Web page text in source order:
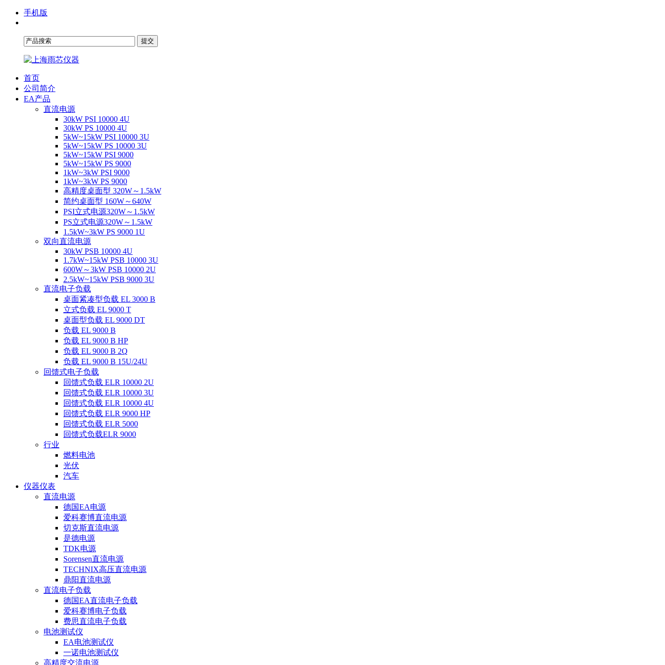
手机版
首页
公司简介
EA产品
直流电源
30kW PSI 10000 4U
30kW PS 10000 4U
5kW~15kW PSI 10000 3U
5kW~15kW PS 10000 3U
5kW~15kW PSI 9000
5kW~15kW PS 9000
1kW~3kW PSI 9000
1kW~3kW PS 9000
高精度桌面型 320W～1.5kW
简约桌面型 160W～640W
PSI立式电源320W～1.5kW
PS立式电源320W～1.5kW
1.5kW~3kW PS 9000 1U
双向直流电源
30kW PSB 10000 4U
1.7kW~15kW PSB 10000 3U
600W～3kW PSB 10000 2U
2.5kW~15kW PSB 9000 3U
直流电子负载
桌面紧凑型负载 EL 3000 B
立式负载 EL 9000 T
桌面型负载 EL 9000 DT
负载 EL 9000 B
负载 EL 9000 B HP
负载 EL 9000 B 2Q
负载 EL 9000 B 15U/24U
回馈式电子负载
回馈式负载 ELR 10000 2U
回馈式负载 ELR 10000 3U
回馈式负载 ELR 10000 4U
回馈式负载 ELR 9000 HP
回馈式负载 ELR 5000
回馈式负载ELR 9000
行业
燃料电池
光伏
汽车
仪器仪表
直流电源
德国EA电源
爱科赛博直流电源
切克斯直流电源
是德电源
TDK电源
Sorensen直流电源
TECHNIX高压直流电源
鼎阳直流电源
直流电子负载
德国EA直流电子负载
爱科赛博电子负载
费思直流电子负载
电池测试仪
EA电池测试仪
一诺电池测试仪
高精度交流电源